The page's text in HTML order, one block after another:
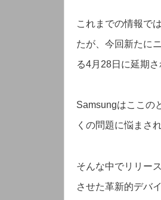
これまでの情報で
たが、今回新たに
る4月28日に延期
Samsungはここの
くの問題に悩まさ
そんな中でリリー
させた革新的デバ